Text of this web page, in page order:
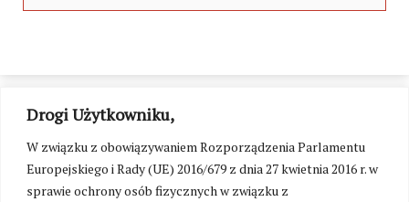
Drogi Użytkowniku,
W związku z obowiązywaniem Rozporządzenia Parlamentu
Europejskiego i Rady (UE) 2016/679 z dnia 27 kwietnia 2016 r. w
sprawie ochrony osób fizycznych w związku z